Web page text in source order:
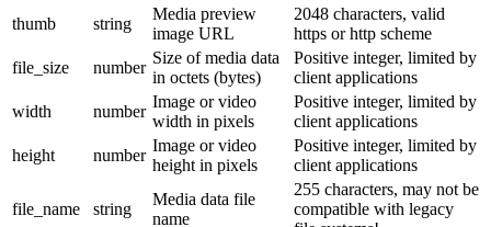
thumb
string
Media preview
image URL
2048 characters, valid
https or http scheme
file_size
number
Size of media data
in octets (bytes)
Positive integer, limited by
client applications
width
number
Image or video
width in pixels
Positive integer, limited by
client applications
height
number
Image or video
height in pixels
Positive integer, limited by
client applications
file_name string
Media data file
name
255 characters, may not be
compatible with legacy